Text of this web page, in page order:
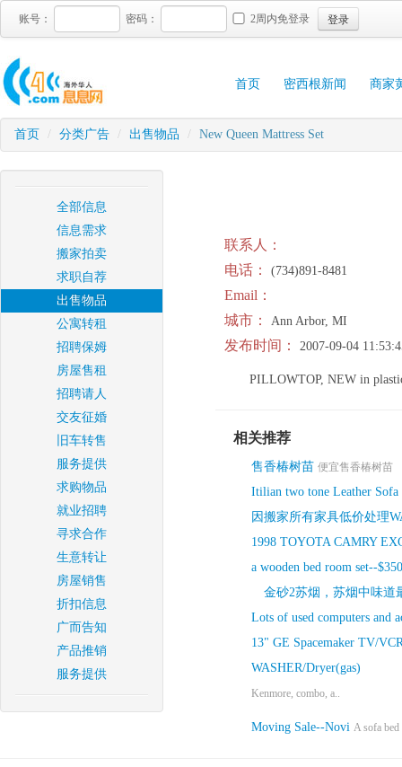
账号： 密码： 2周内免登录 登录
首页 密西根新闻 商家
首页 / 分类广告 / 出售物品 / New Queen Mattress Set
全部信息
信息需求
搬家拍卖
求职自荐
出售物品
公寓转租
招聘保姆
房屋售租
招聘请人
交友征婚
旧车转售
服务提供
求购物品
就业招聘
寻求合作
生意转让
房屋销售
折扣信息
广而告知
产品推销
服务提供
联系人：
电话：
(734)891-8481
Email：
城市：
Ann Arbor, MI
发布时间： 2007-09-04
PILLOWTOP, NEW in
相关推荐
售香椿树苗 便宜售香椿树苗
Itilian two tone Leather Sofa
因搬家所有家具低价处理
1998 TOYOTA CAMRY
a wooden bed room set--$350
金砂2苏烟，苏烟中味道
Lots of used computers and
13" GE Spacemaker TV/
WASHER/Dryer(gas)
Kenmore, combo, a..
Moving Sale--Novi A sofa bed